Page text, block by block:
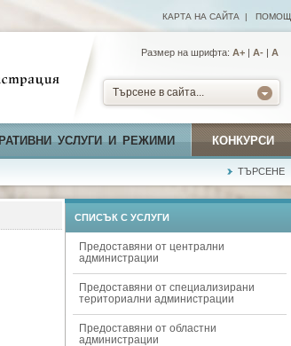
КАРТА НА САЙТА | ПОМОЩ
Размер на шрифта: А+ | A- | A
Търсене в сайта...
УСЛУГИ И РЕЖИМИ КОНКУРСИ
ТЪРСЕНЕ
СПИСЪК С УСЛУГИ
Предоставяни от централни
администрации
Предоставяни от специализирани
териториални администрации
Предоставяни от областни
администрации